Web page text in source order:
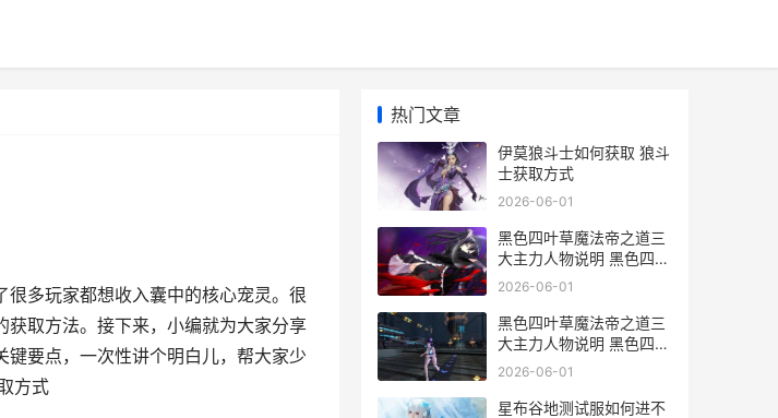
多玩家都想收入囊中的核心宠灵。很
取方法。接下来，小编就为大家分享
要点，一次性讲个明白儿，帮大家少
方式
热门文章
伊莫狼斗士如何获取 狼斗
士获取方式
2026-06-01
黑色四叶草魔法帝之道三
大主力人物说明 黑色四叶
草手机游戏三大主力人物
什么
2026-06-01
黑色四叶草魔法帝之道三
大主力人物说明 黑色四叶
草手机游戏三大主力人物
道角色强度
2026-06-01
星布谷地测试服如何进不